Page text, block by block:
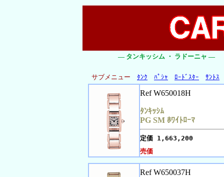
― タンキッシム ・ ラドーニャ ―
サブメニュー ﾀﾝｸ ﾊﾟｼｬ ﾛｰﾄﾞｽﾀｰ ｻﾝﾄｽ
Ref W650018H
ﾀﾝｷｯｼﾑ
PG SM ﾎﾜｲﾄﾛｰﾏ
定価 1,663,200
売価
Ref W650037H